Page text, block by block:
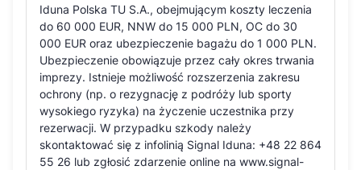
Iduna Polska TU S.A., obejmującym koszty leczenia
do 60 000 EUR, NNW do 15 000 PLN, OC do 30
000 EUR oraz ubezpieczenie bagażu do 1 000 PLN.
Ubezpieczenie obowiązuje przez cały okres trwania
imprezy. Istnieje możliwość rozszerzenia zakresu
ochrony (np. o rezygnację z podróży lub sporty
wysokiego ryzyka) na życzenie uczestnika przy
rezerwacji. W przypadku szkody należy
skontaktować się z infolinią Signal Iduna: +48 22 864
55 26 lub zgłosić zdarzenie online na www.signal-